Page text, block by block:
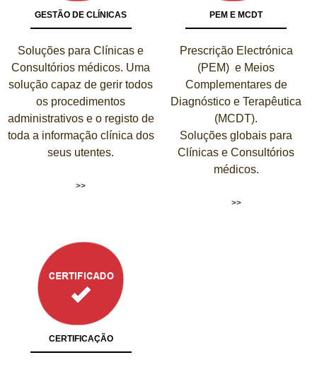
GESTÃO DE CLÍNICAS
Soluções para Clínicas e
Consultórios médicos. Uma
solução capaz de gerir todos
os procedimentos
administrativos e o registo de
toda a informação clínica dos
seus utentes.
>>
PEM E MCDT
Prescrição Electrónica
(PEM) e Meios
Complementares de
Diagnóstico e Terapêutica
(MCDT).
Soluções globais para
Clínicas e Consultórios
médicos.
>>
CERTIFICAÇÃO